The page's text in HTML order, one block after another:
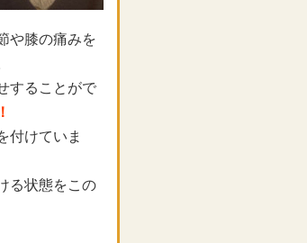
や膝の痛みを
することがで
付けていま
る状態をこの